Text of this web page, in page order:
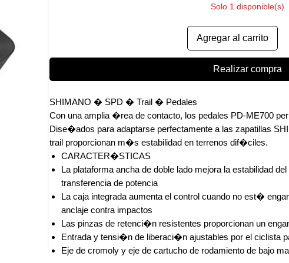
Solo 1 disponible(s)
Agregar al carrito
Realizar compra
SHIMANO � SPD � Trail � Pedales
Con una amplia �rea de contacto, los pedales PD-ME700
Dise�ados para adaptarse perfectamente a las zapatillas
trail proporcionan m�s estabilidad en terrenos dif�ciles.
CARACTER�STICAS
La plataforma ancha de doble lado mejora la estabilidad
transferencia de potencia
La caja integrada aumenta el control cuando no est�
anclaje contra impactos
Las pinzas de retenci�n resistentes proporcionan un
Entrada y tensi�n de liberaci�n ajustables por el ciclista
Eje de cromoly y eje de cartucho de rodamiento de bajo